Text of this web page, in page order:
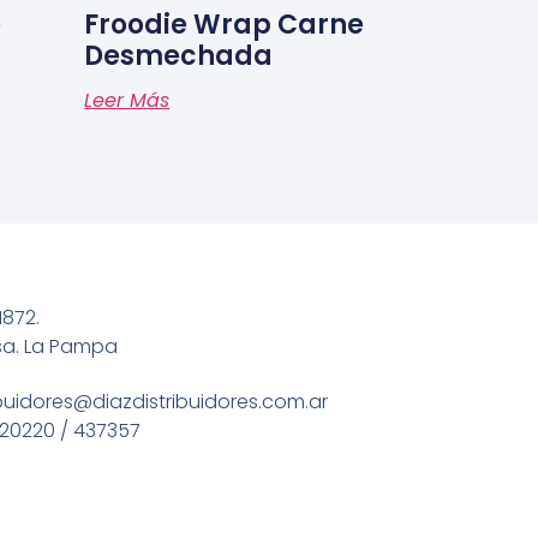
Froodie Wrap Carne
Desmechada
Leer Más
La Pampa
/ 437357